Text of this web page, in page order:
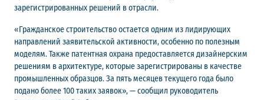
зарегистрированных решений в отрасли.
«Гражданское строительство остается одним из лидирующих
направлений заявительской активности, особенно по полезным
моделям. Также патентная охрана предоставляется дизайнерским
решениям в архитектуре, которые зарегистрированы в качестве
промышленных образцов. За пять месяцев текущего года было
подано более 100 таких заявок», — сообщил руководитель